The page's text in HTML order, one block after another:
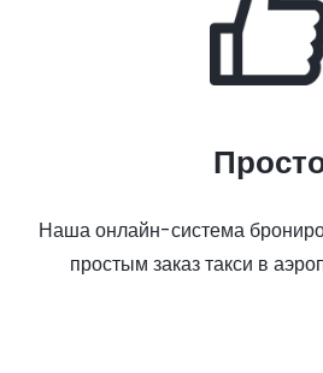
Наша онлайн-система
простым заказ такси в